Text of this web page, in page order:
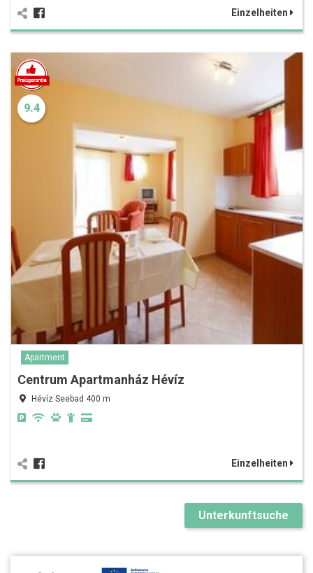
Einzelheiten
9.4
Apartment
Centrum Apartmanház Hévíz
Hévíz Seebad 400 m
Einzelheiten
Unterkunftsuche